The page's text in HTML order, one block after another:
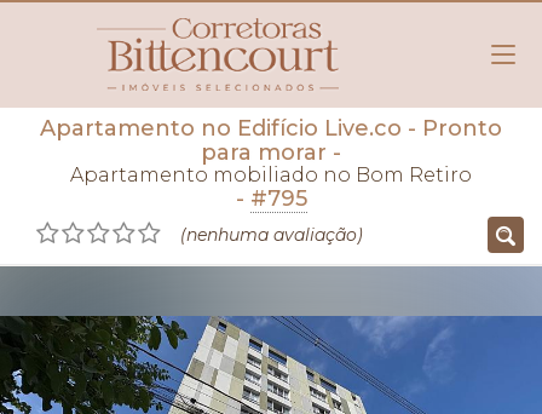
Apartamento no Edifício Live.co - Pronto
para morar -
Apartamento mobiliado no Bom Retiro
- #795
(nenhuma avaliação)